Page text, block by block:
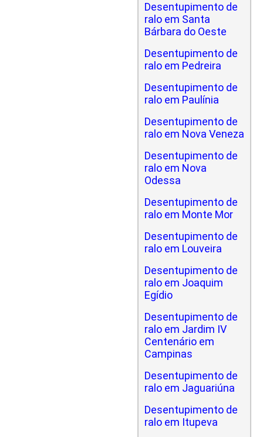
Desentupimento de
ralo em Santa
Bárbara do Oeste
Desentupimento de
ralo em Pedreira
Desentupimento de
ralo em Paulínia
Desentupimento de
ralo em Nova Veneza
Desentupimento de
ralo em Nova
Odessa
Desentupimento de
ralo em Monte Mor
Desentupimento de
ralo em Louveira
Desentupimento de
ralo em Joaquim
Egídio
Desentupimento de
ralo em Jardim IV
Centenário em
Campinas
Desentupimento de
ralo em Jaguariúna
Desentupimento de
ralo em Itupeva